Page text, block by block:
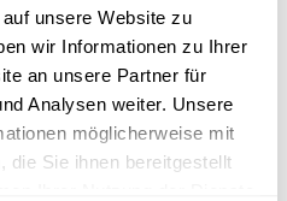
unsere Website zu
wir Informationen zu Ihrer
an unsere Partner für
Analysen weiter. Unsere
möglicherweise mit
die Sie ihnen bereitgestellt
Bearbeitung ist
, durch die Betroffene
ob sie einen Vorfall
in der weiteren
sein möchten (bspw.